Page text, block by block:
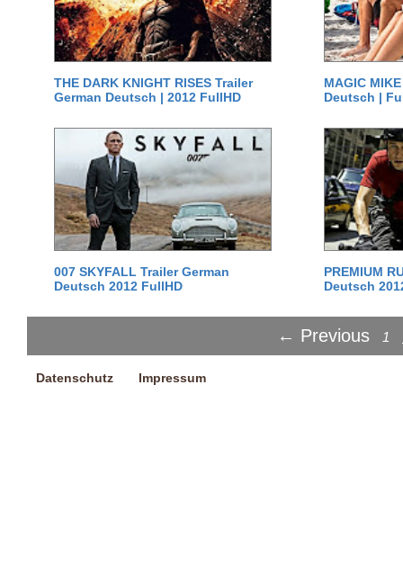
THE DARK KNIGHT RISES Trailer
German Deutsch | 2012 FullHD
MAGIC
Deutsch |
007 SKYFALL Trailer German
Deutsch 2012 FullHD
PREMIUM
Deutsch
← Previous 1
Datenschutz Impressum